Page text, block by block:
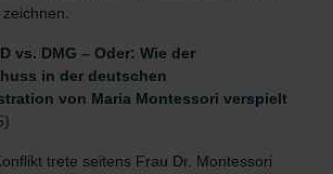
vs. DMG – Oder: Wie der
in der deutschen
von Maria Montessori verspielt
trete seitens Frau Dr. Montessori